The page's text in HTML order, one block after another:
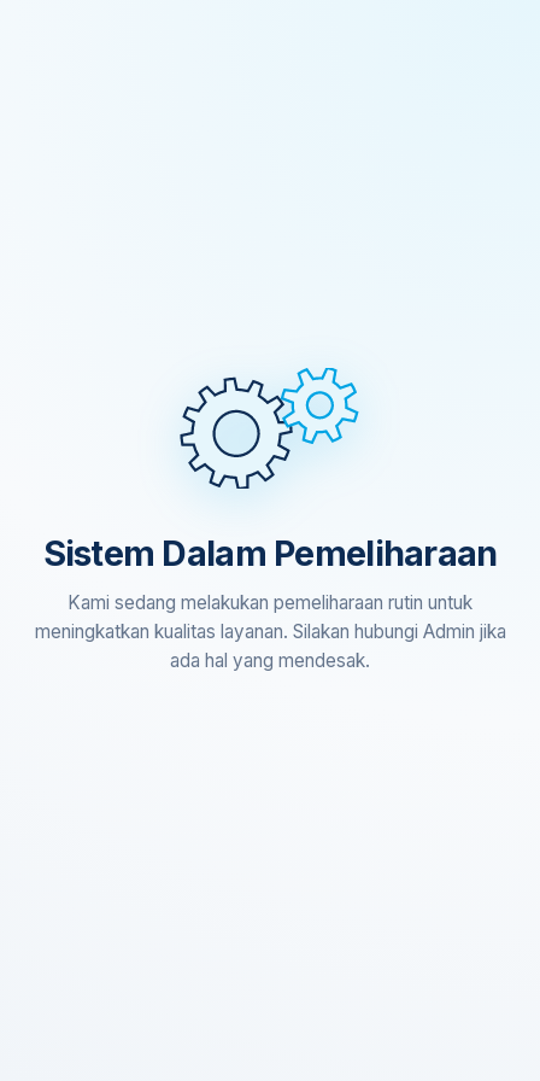
Sistem Dalam Pemeliharaan
Kami sedang melakukan pemeliharaan rutin untuk
meningkatkan kualitas layanan. Silakan hubungi Admin jika
ada hal yang mendesak.